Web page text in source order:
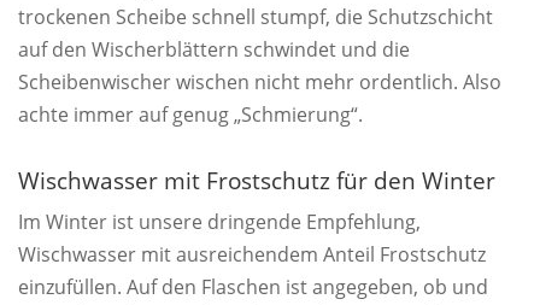
trockenen Scheibe schnell stumpf, die Schutzschicht
auf den Wischerblättern schwindet und die
Scheibenwischer wischen nicht mehr ordentlich. Also
achte immer auf genug „Schmierung“.
Wischwasser mit Frostschutz für den Winter
Im Winter ist unsere dringende Empfehlung,
Wischwasser mit ausreichendem Anteil Frostschutz
einzufüllen. Auf den Flaschen ist angegeben, ob und